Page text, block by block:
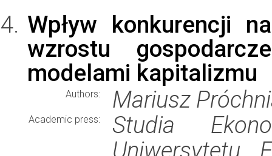
Wpływ konkurencji
wzrostu
modelami kapitalizmu
Authors: Mariusz
Academic press:
Studia
Uniwersytetu